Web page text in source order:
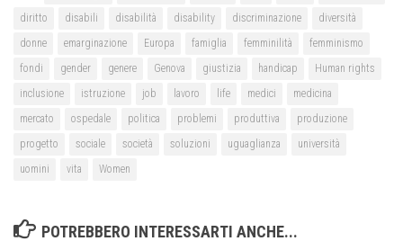
diritto
disabili disabilità disability discriminazione
diversità
donne
emarginazione Europa famiglia femminilità
femminismo
fondi
gender genere Genova giustizia handicap
Human rights
inclusione
istruzione job lavoro life medici
medicina
mercato
ospedale politica problemi produttiva
produzione
progetto
sociale società soluzioni uguaglianza
università
uomini
vita Women
POTREBBERO INTERESSARTI ANCHE...